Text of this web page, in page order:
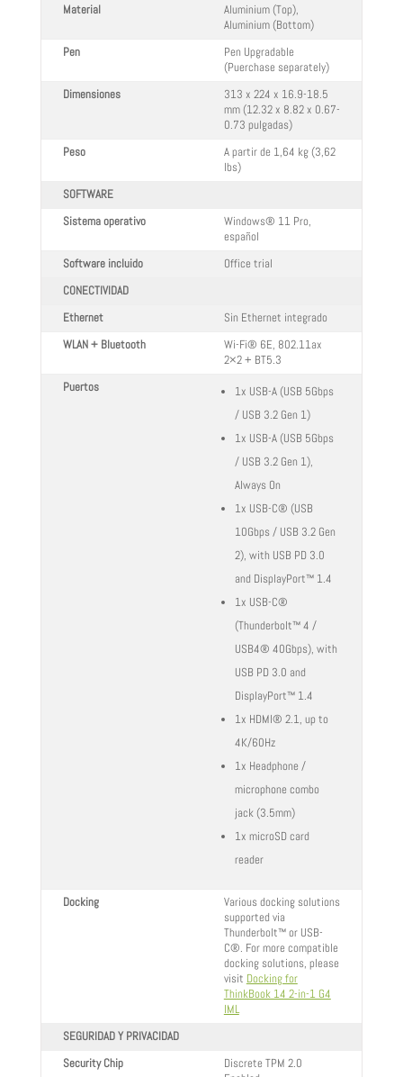
Material
Aluminium (Top),
Aluminium (Bottom)
Pen
Pen Upgradable
(Puerchase separately)
Dimensiones
313 x 224 x 16.9-18.5
mm (12.32 x 8.82 x 0.67-
0.73 pulgadas)
Peso
A partir de 1,64 kg (3,62
lbs)
SOFTWARE
Sistema operativo
Windows® 11 Pro,
español
Software incluido
Office trial
CONECTIVIDAD
Ethernet
Sin Ethernet integrado
WLAN + Bluetooth
Wi-Fi® 6E, 802.11ax
2×2 + BT5.3
Puertos
1x USB-A (USB 5Gbps
/ USB 3.2 Gen 1)
1x USB-A (USB 5Gbps
/ USB 3.2 Gen 1),
Always On
1x USB-C® (USB
10Gbps / USB 3.2 Gen
2), with USB PD 3.0
and DisplayPort™ 1.4
1x USB-C®
(Thunderbolt™ 4 /
USB4® 40Gbps), with
USB PD 3.0 and
DisplayPort™ 1.4
1x HDMI® 2.1, up to
4K/60Hz
1x Headphone /
microphone combo
jack (3.5mm)
1x microSD card
reader
Docking
Various docking solutions
supported via
Thunderbolt™ or USB-
C®. For more compatible
docking solutions, please
visit Docking for
ThinkBook 14 2-in-1 G4
IML
SEGURIDAD Y PRIVACIDAD
Security Chip
Discrete TPM 2.0